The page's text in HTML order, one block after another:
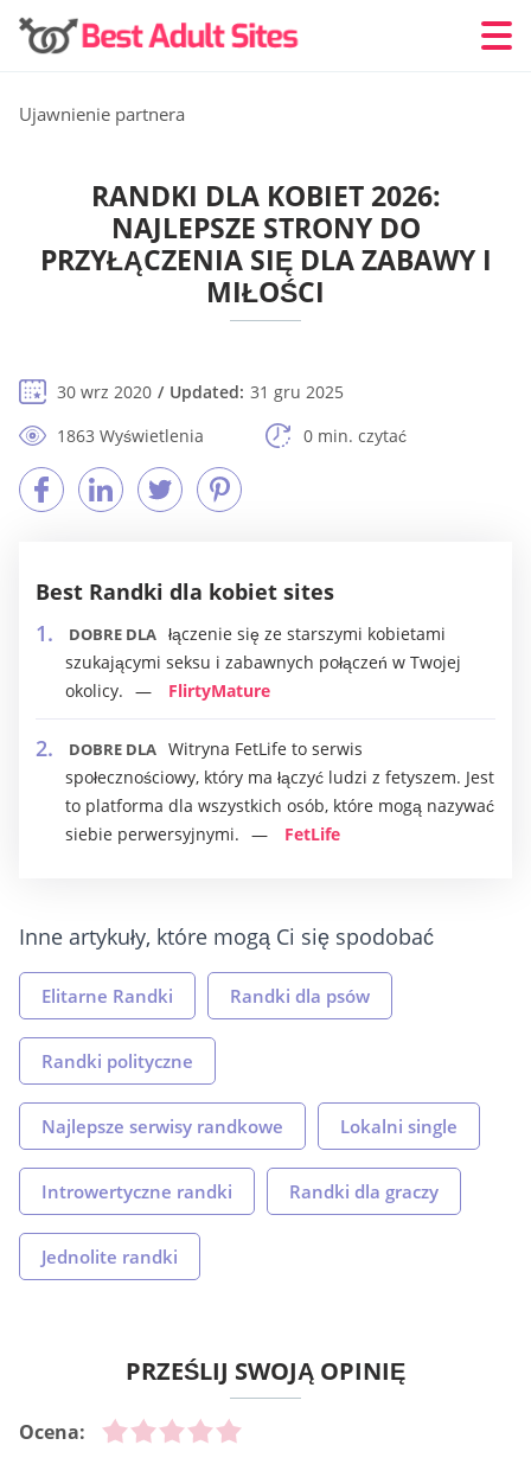
Ujawnienie partnera
RANDKI DLA KOBIET 2026:
NAJLEPSZE STRONY DO
PRZYŁĄCZENIA SIĘ DLA ZABAWY I
MIŁOŚCI
30 wrz 2020 Updated: 31 gru 2025
1863 Wyświetlenia
0 min. czytać
Best Randki dla kobiet sites
DOBRE DLA łączenie się ze starszymi kobietami
szukającymi seksu i zabawnych połączeń w Twojej
okolicy.
FlirtyMature
DOBRE DLA Witryna FetLife to serwis
społecznościowy, który ma łączyć ludzi z fetyszem. Jest
to platforma dla wszystkich osób, które mogą nazywać
siebie perwersyjnymi.
FetLife
Inne artykuły, które mogą Ci się spodobać
Elitarne Randki Randki dla psów
Randki polityczne
Najlepsze serwisy randkowe Lokalni single
Introwertyczne randki Randki dla graczy
Jednolite randki
PRZEŚLIJ SWOJĄ OPINIĘ
Ocena: